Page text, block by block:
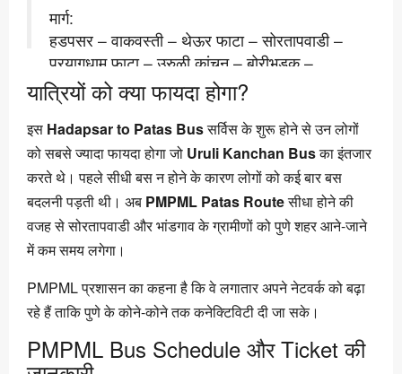
मार्ग:
हडपसर – वाकवस्ती – थेऊर फाटा – सोरतापवाडी –
प्रयागधाम फाटा – उरुळी कांचन – बोरीभडक –
खामगाव फाटा – यवत – भांडगाव – वरवंड – पाटस
📲 आम्हाला फॉलो करा: @pmpml_pune
pic.twitter.com/6XuMMduWc3
— Pune Mahanagar Parivahan
Mahamandal Ltd (@PMPMLPune)
December 1, 2025
यात्रियों को क्या फायदा होगा?
इस Hadapsar to Patas Busसर्विस के शुरू होने से उन लोगों
को सबसे ज्यादा फायदा होगा जो Uruli Kanchan Busका इंतजार
करते थे। पहले सीधी बस न होने के कारण लोगों को कई बार बस
बदलनी पड़ती थी। अब PMPML Patas Routeसीधा होने की
वजह से सोरतापवाडी और भांडगाव के ग्रामीणों को पुणे शहर आने-जाने
में कम समय लगेगा।
PMPML प्रशासन का कहना है कि वे लगातार अपने नेटवर्क को बढ़ा
रहे हैं ताकि पुणे के कोने-कोने तक कनेक्टिविटी दी जा सके।
PMPML Bus Schedule और Ticket की